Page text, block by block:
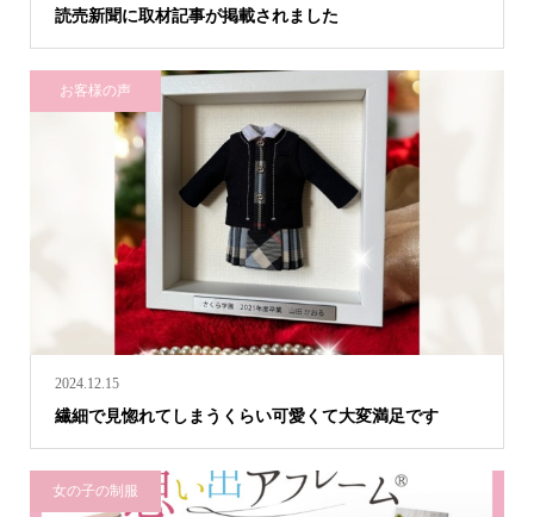
読売新聞に取材記事が掲載されました
2024.12.15
繊細で見惚れてしまうくらい可愛くて大変満足です
お客様の声
女の子の制服